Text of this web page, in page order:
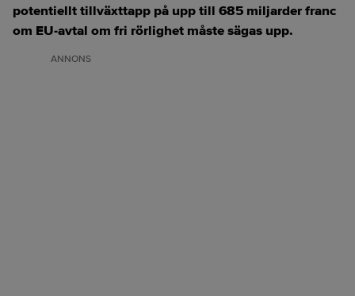
potentiellt tillväxttapp på upp till 685 miljarder franc
om EU‑avtal om fri rörlighet måste sägas upp.
ANNONS